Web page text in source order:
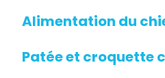
Alimentation du
Patée et croquette